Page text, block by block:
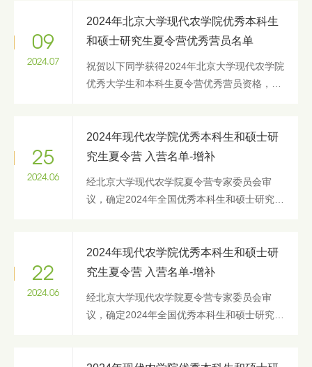
09
2024.07
2024年北京大学现代农学院优秀本科生
和硕士研究生夏令营优秀营员名单
祝贺以下同学获得2024年北京大学现代农学院
优秀大学生和本科生夏令营优秀营员资格，后
25
2024.06
2024年现代农学院优秀本科生和硕士研
究生夏令营 入营名单-增补
经北京大学现代农学院夏令营专家委员会审
议，确定2024年全国优秀本科生和硕士研究生
22
2024.06
2024年现代农学院优秀本科生和硕士研
究生夏令营 入营名单-增补
经北京大学现代农学院夏令营专家委员会审
议，确定2024年全国优秀本科生和硕士研究生